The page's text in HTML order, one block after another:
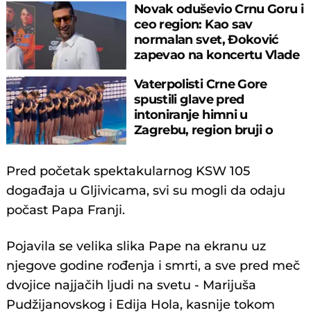
Novak oduševio Crnu Goru i
ceo region: Kao sav
normalan svet, Đoković
zapevao na koncertu Vlade
Vaterpolisti Crne Gore
spustili glave pred
intoniranje himni u
Zagrebu, region bruji o
Pred početak spektakularnog KSW 105
događaja u Gljivicama, svi su mogli da odaju
počast Papa Franji.
Pojavila se velika slika Pape na ekranu uz
njegove godine rođenja i smrti, a sve pred meč
dvojice najjačih ljudi na svetu - Marijuša
Pudžijanovskog i Edija Hola, kasnije tokom